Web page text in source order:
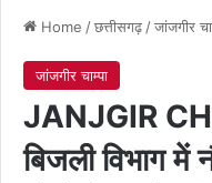
Home /छत्तीसगढ़/जांजगीर
जांजगीर चाम्पा
JANJGIR
बिजली विभाग में